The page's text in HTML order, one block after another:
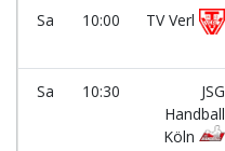
Sa 10:00 TV Verl
Sa 10:30
JSG
Handball
Köln